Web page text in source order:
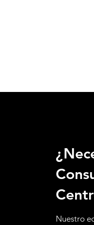
Nuestro